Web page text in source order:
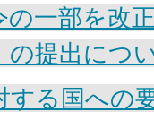
の一部を改
の提出につ
する国への